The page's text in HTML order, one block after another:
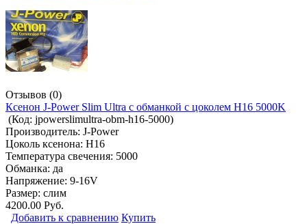
Отзывов (0)
Ксенон J-Power Slim Ultra с обманкой с цоколем H16 5000K
(Код: jpowerslimultra-obm-h16-5000)
Производитель: J-Power
Цоколь ксенона: H16
Температура свечения: 5000
Обманка: да
Напряжение: 9-16V
Размер: слим
4200.00 Руб.
Добавить к сравнению Купить